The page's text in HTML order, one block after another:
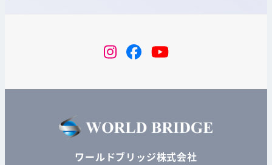
instagram
FacebookYouTube
ワールドブリッジ株式会社